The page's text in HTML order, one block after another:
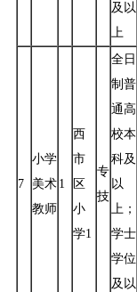
及以
上
7
小学
美术
教师
1
西
市
区
小
学1
专
技
全日
制普
通高
校本
科及
以
上；
学士
学位
及以